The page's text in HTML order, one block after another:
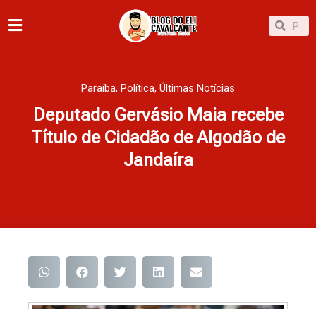
para
Pesquisar
Paraíba, Política, Últimas Notícias
Deputado Gervásio Maia recebe
Título de Cidadão de Algodão de
Jandaíra